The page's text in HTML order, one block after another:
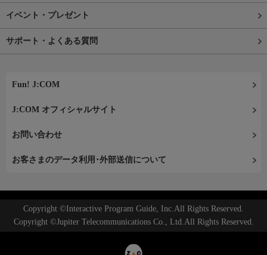
イベント・プレゼント
サポート・よくある質問
Fun! J:COM
J:COM オフィシャルサイト
お問い合わせ
お客さまのデータ利用･外部送信について
Copyright ©Interactive Program Guide, Inc.All Rights Reserved.
Copyright ©Jupiter Telecommunications Co., Ltd.All Rights Reserved.